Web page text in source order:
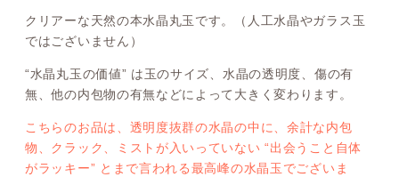
クリアーな天然の本水晶丸玉です。（人工水晶やガラス玉
ではございません）
“水晶丸玉の価値” は玉のサイズ、水晶の透明度、傷の有
無、他の内包物の有無などによって大きく変わります。
こちらのお品は、透明度抜群の水晶の中に、余計な内包
物、クラック、ミストが入いっていない “出会うこと自体
がラッキー” とまで言われる最高峰の水晶玉でございま